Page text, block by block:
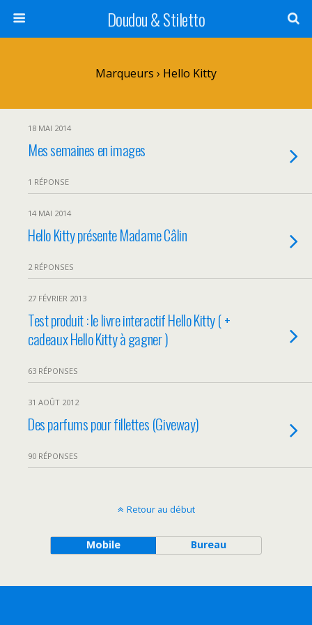
Doudou & Stiletto
Marqueurs › Hello Kitty
18 MAI 2014
Mes semaines en images
1 RÉPONSE
14 MAI 2014
Hello Kitty présente Madame Câlin
2 RÉPONSES
27 FÉVRIER 2013
Test produit : le livre interactif Hello Kitty ( +
cadeaux Hello Kitty à gagner )
63 RÉPONSES
31 AOÛT 2012
Des parfums pour fillettes (Giveway)
90 RÉPONSES
Retour au début
Mobile Bureau